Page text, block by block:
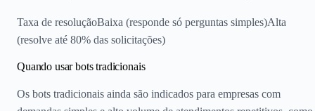
Taxa de resoluçãoBaixa (responde só perguntas simples)Alta
(resolve até 80% das solicitações)
Quando usar bots tradicionais
Os bots tradicionais ainda são indicados para empresas com